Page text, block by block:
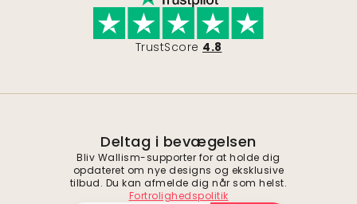
TrustScore 4.8
Deltag i bevægelsen
Bliv Wallism-supporter for at holde dig
opdateret om nye designs og eksklusive
tilbud. Du kan afmelde dig når som helst.
Fortrolighedspolitik